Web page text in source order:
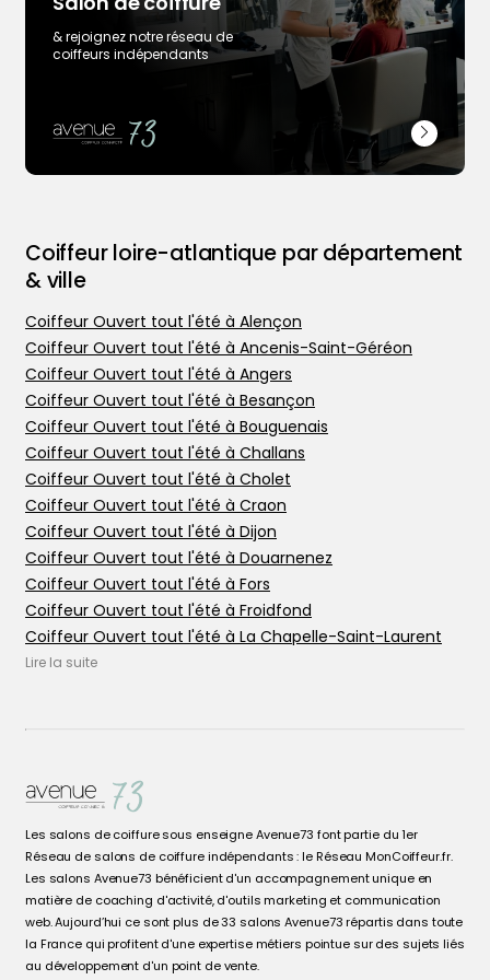
Trouver votre coiffeur
L’application
Ajouter votre salon
& rejoignez notre réseau de
coiffeurs indépendants
Coiffeur loire-atlantique par département
& ville
Coiffeur Ouvert tout l'été à Alençon
Coiffeur Ouvert tout l'été à Ancenis-Saint-Géréon
Coiffeur Ouvert tout l'été à Angers
Coiffeur Ouvert tout l'été à Besançon
Coiffeur Ouvert tout l'été à Bouguenais
Coiffeur Ouvert tout l'été à Challans
Coiffeur Ouvert tout l'été à Cholet
Coiffeur Ouvert tout l'été à Craon
Coiffeur Ouvert tout l'été à Dijon
Coiffeur Ouvert tout l'été à Douarnenez
Coiffeur Ouvert tout l'été à Fors
Coiffeur Ouvert tout l'été à Froidfond
Coiffeur Ouvert tout l'été à La Chapelle-Saint-Laurent
Coiffeur Ouvert tout l'été à La Chapelle-sur-Erdre
Coiffeur Ouvert tout l'été à Niort
Coiffeur Ouvert tout l'été à Ornans
Coiffeur Ouvert tout l'été à Port-Brillet
Coiffeur Ouvert tout l'été à Prahecq
Coiffeur Ouvert tout l'été à Rezé
Coiffeur Ouvert tout l'été à Saint-Barthélemy-d'Anjou
Lire la suite
Les salons de coiffure sous enseigne Avenue73 font partie du 1er
Réseau de salons de coiffure indépendants : le Réseau MonCoiffeur.fr.
Les salons Avenue73 bénéficient d'un accompagnement unique en
matière de coaching d'activité, d'outils marketing et communication
web. Aujourd’hui ce sont plus de 33 salons Avenue73 répartis dans toute
la France qui profitent d'une expertise métiers pointue sur des sujets liés
au développement d'un point de vente.